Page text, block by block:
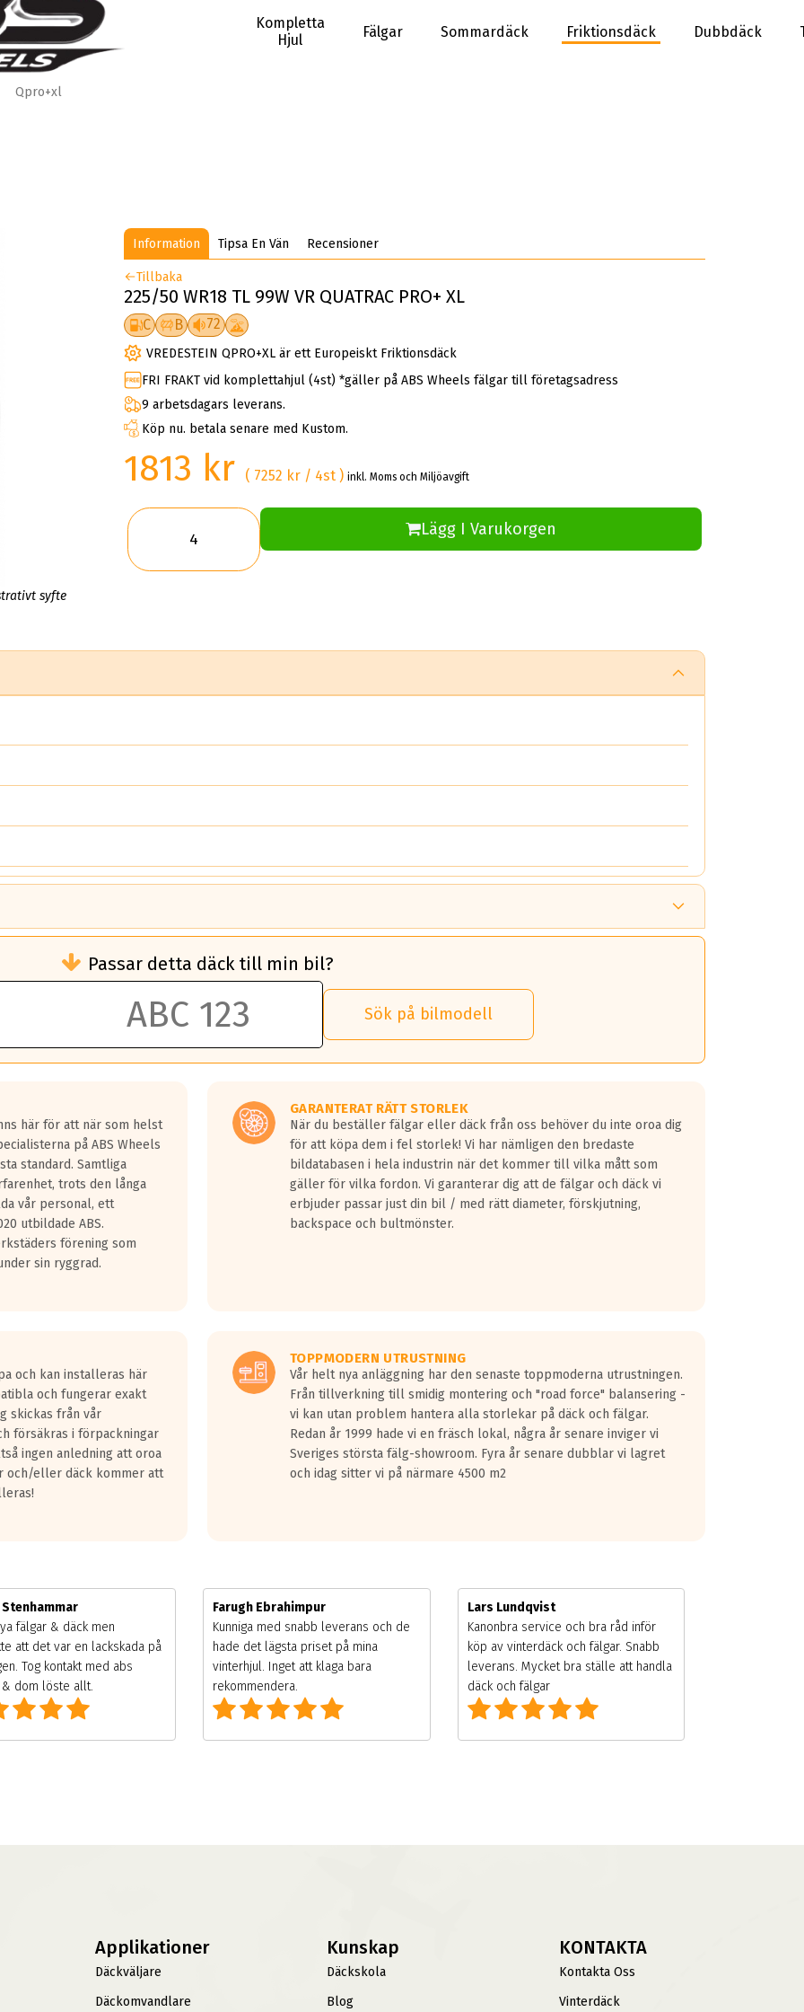
Kompletta
Hjul
Fälgar Sommardäck Friktionsdäck Dubbdäck
Qpro+xl
syfte
Information Tipsa En Vän Recensioner
Tillbaka
225/50 WR18 TL 99W VR QUATRAC PRO+ XL
C B 72
VREDESTEIN QPRO+XL är ett Europeiskt Friktionsdäck
FRI FRAKT vid komplettahjul (4st) *gäller på ABS Wheels fälgar till företagsadress
9 arbetsdagars leverans.
Köp nu. betala senare med Kustom.
1813 kr ( 7252 kr / 4st )inkl. Moms och Miljöavgift
Lägg I Varukorgen
än ett klass G däck.
50 liter bränsle med ett klass A däck gentemot ett klass G däck.
vilken rutt du kör, samt vilken körstil du använder.
lastbilar.
på en väg där det ligger 0.5-1.5 mm vatten.
fyra billängder( ca 18meter) mellan däck med betyg A gentemot
överträffa motorljudet.
ett däck med vågar. Hög bullernivå markeras med svarta vågor
kraven som finns i dagsläget, men är inte längre tillåtna enligt nya
Passar detta däck till min bil?
Sök på bilmodell
här för att när som helst
på ABS Wheels
standard. Samtliga
trots den långa
vår personal, ett
utbildade ABS.
förening som
sin ryggrad.
GARANTERAT RÄTT STORLEK
När du beställer fälgar eller däck från oss behöver du inte oroa dig
för att köpa dem i fel storlek! Vi har nämligen den bredaste
bildatabasen i hela industrin när det kommer till vilka mått som
gäller för vilka fordon. Vi garanterar dig att de fälgar och däck vi
erbjuder passar just din bil / med rätt diameter, förskjutning,
backspace och bultmönster.
och kan installeras här
och fungerar exakt
skickas från vår
försäkras i förpackningar
ingen anledning att oroa
och/eller däck kommer att
TOPPMODERN UTRUSTNING
Vår helt nya anläggning har den senaste toppmoderna utrustningen.
Från tillverkning till smidig montering och "road force" balansering -
vi kan utan problem hantera alla storlekar på däck och fälgar.
Redan år 1999 hade vi en fräsch lokal, några år senare inviger vi
Sveriges största fälg-showroom. Fyra år senare dubblar vi lagret
och idag sitter vi på närmare 4500 m2
Stenhammar
fälgar & däck men
att det var en lackskada på
Tog kontakt med abs
dom löste allt.
Farugh Ebrahimpur
Kunniga med snabb leverans och de
hade det lägsta priset på mina
vinterhjul. Inget att klaga bara
rekommendera.
Lars Lundqvist
Kanonbra service och bra råd inför
köp av vinterdäck och fälgar. Snabb
leverans. Mycket bra ställe att handla
däck och fälgar
Applikationer
Däckväljare
Däckomvandlare
Kunskap
Däckskola
Blog
KONTAKTA
Kontakta Oss
Vinterdäck